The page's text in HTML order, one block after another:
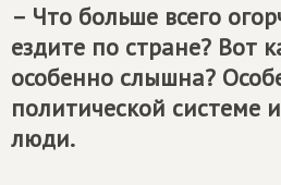
– Что больше всего
ездите по стране? Вот
особенно слышна?
политической системе
люди.